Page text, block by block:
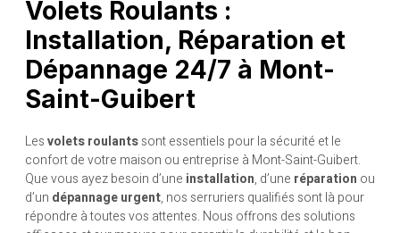
Volets Roulants :
Installation, Réparation et
Dépannage 24/7 à Mont-
Saint-Guibert
Lesvolets roulantssont essentiels pour la sécurité et le
confort de votre maison ou entreprise à Mont-Saint-Guibert.
Que vous ayez besoin d’une installation, d’une réparation ou
d’un dépannage urgent, nos serruriers qualifiés sont là pour
répondre à toutes vos attentes. Nous offrons des solutions